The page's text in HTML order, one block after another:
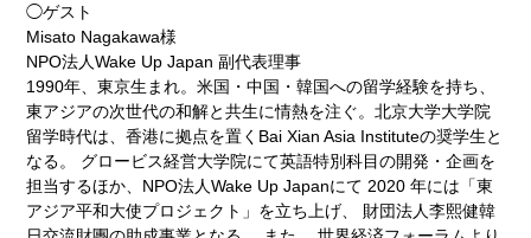
◯ゲスト
Misato Nagakawa様
NPO法人Wake Up Japan 副代表理事
1990年、東京生まれ。米国・中国・韓国への留学経験を持ち、
東アジアの次世代の和解と共生に情熱を注ぐ。北京大学大学院
留学時代は、香港に拠点を置くBai Xian Asia Instituteの奨学生と
なる。 グロービス経営大学院にて英語特別科目の開発・企画を
担当するほか、NPO法人Wake Up Japanにて 2020 年には「東
アジア平和大使プロジェクト」を立ち上げ、 財団法人李熙健韓